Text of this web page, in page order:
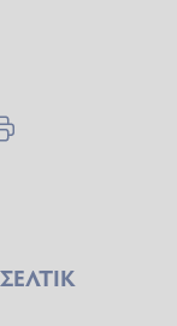
ΣΕΛΤΙΚ